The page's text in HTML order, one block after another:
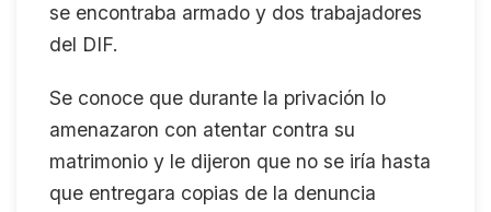
se encontraba armado y dos trabajadores
del DIF.
Se conoce que durante la privación lo
amenazaron con atentar contra su
matrimonio y le dijeron que no se iría hasta
que entregara copias de la denuncia